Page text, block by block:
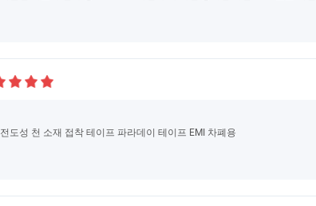
전도성 천 소재 접착 테이프 파라데이 테이프 EMI 차폐용